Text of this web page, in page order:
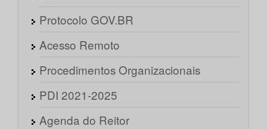
Protocolo GOV.BR
Acesso Remoto
Procedimentos Organizacionais
PDI 2021-2025
Agenda do Reitor